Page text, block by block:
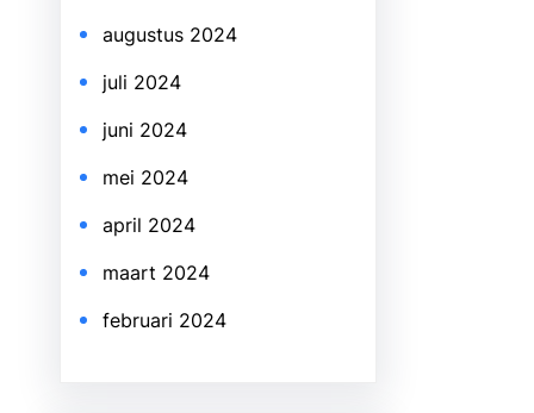
augustus 2024
juli 2024
juni 2024
mei 2024
april 2024
maart 2024
februari 2024